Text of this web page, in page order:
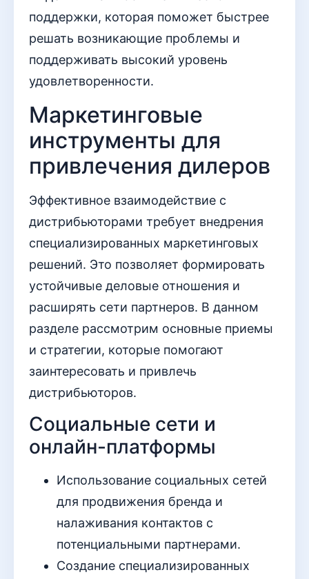
поддержки, которая поможет быстрее
решать возникающие проблемы и
поддерживать высокий уровень
удовлетворенности.
Маркетинговые
инструменты для
привлечения дилеров
Эффективное взаимодействие с
дистрибьюторами требует внедрения
специализированных маркетинговых
решений. Это позволяет формировать
устойчивые деловые отношения и
расширять сети партнеров. В данном
разделе рассмотрим основные приемы
и стратегии, которые помогают
заинтересовать и привлечь
дистрибьюторов.
Социальные сети и
онлайн-платформы
Использование социальных сетей
для продвижения бренда и
налаживания контактов с
потенциальными партнерами.
Создание специализированных